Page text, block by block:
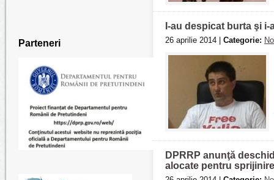
Parteneri
I-au despicat burta şi
26 aprilie 2014 | Categorie:
DPRRP anunţă
alocate pentru